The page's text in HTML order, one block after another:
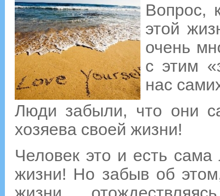
Вопрос,
этой
очень
с этим
нас
Люди забыли, что они
хозяева своей жизни!
Человек это и есть
жизни! Но забыв об